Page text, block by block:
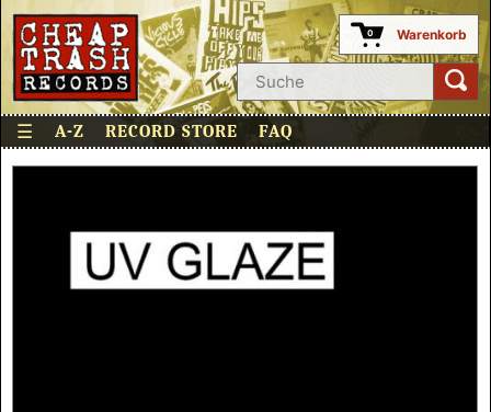
0 Warenkorb
☰ A-Z RECORD STORE FAQ